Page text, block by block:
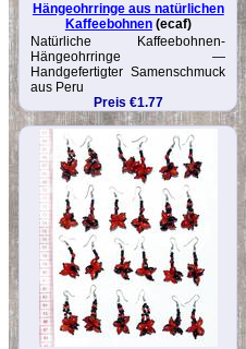
Hängeohrringe aus natürlichen
Kaffeebohnen(ecaf)
Natürliche Kaffee­bohnen-
Hängeohrringe —
Handgefertigter Samenschmuck
aus Peru
Preis €1.77